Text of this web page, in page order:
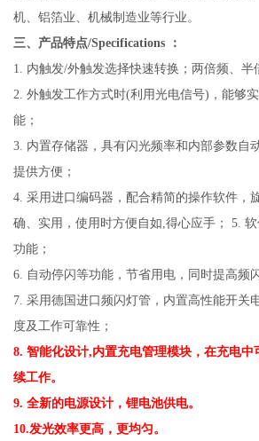
机、铝箔业、机械制造业等行业。
三、产品特点/Specifications ：
1. 内触发/外触发选择快速转换；两倍频、半
2. 外触发工作方式时(利用光电信号)，能够
能；
3. 内置存储器，具有闪光频率和内部参数自
提供方便；
4. 采用进口编码器，配合精简的操作软件，
确、实用，使用时方便自如,得心应手； 5.
功能；
6. 自动停闪等功能，节省用电，同时提高频
7. 采用德国进口频闪灯管，内置高性能开关
度及工作可靠性；
8. 智能化设计,内置充电管理模块，在充电中
续工作。
9. 全新的电源设计，锂电池供电。
10.发光效率更高，更均匀。